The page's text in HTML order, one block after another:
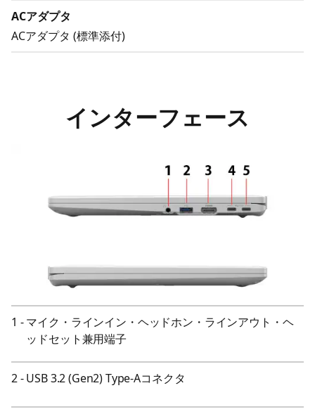
ACアダプタ
ACアダプタ (標準添付)
インターフェース
1 -マイク・ラインイン・ヘッドホン・ラインアウト・ヘ
ッドセット兼用端子
2-USB 3.2 (Gen2) Type-Aコネクタ